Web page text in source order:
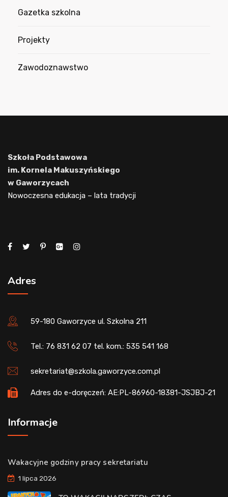
Gazetka szkolna
Projekty
Zawodoznawstwo
Szkoła Podstawowa
im. Kornela Makuszyńskiego
w Gaworzycach
Nowoczesna edukacja – lata tradycji
Adres
59-180 Gaworzyce ul. Szkolna 211
Tel.: 76 831 62 07 tel. kom.: 535 541 168
sekretariat@szkola.gaworzyce.com.pl
Adres do e-doręczeń: AE:PL-86960-18381-JSJBJ-21
Informacje
Wakacyjne godziny pracy sekretariatu
1 lipca 2026